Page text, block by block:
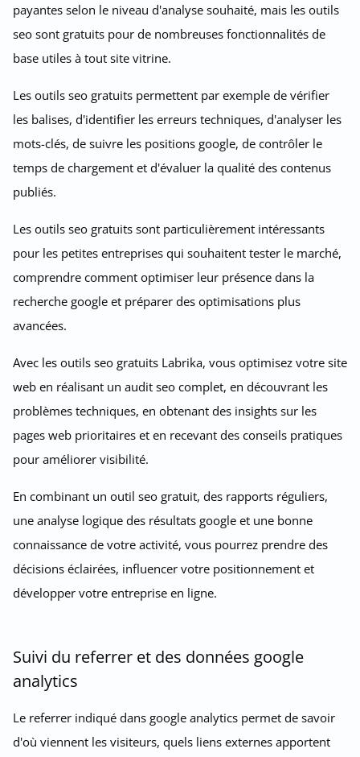
payantes selon le niveau d'analyse souhaité, mais les outils
seo sont gratuits pour de nombreuses fonctionnalités de
base utiles à tout site vitrine.
Les outils seo gratuits permettent par exemple de vérifier
les balises, d'identifier les erreurs techniques, d'analyser les
mots-clés, de suivre les positions google, de contrôler le
temps de chargement et d'évaluer la qualité des contenus
publiés.
Les outils seo gratuits sont particulièrement intéressants
pour les petites entreprises qui souhaitent tester le marché,
comprendre comment optimiser leur présence dans la
recherche google et préparer des optimisations plus
avancées.
Avec les outils seo gratuits Labrika, vous optimisez votre site
web en réalisant un audit seo complet, en découvrant les
problèmes techniques, en obtenant des insights sur les
pages web prioritaires et en recevant des conseils pratiques
pour améliorer visibilité.
En combinant un outil seo gratuit, des rapports réguliers,
une analyse logique des résultats google et une bonne
connaissance de votre activité, vous pourrez prendre des
décisions éclairées, influencer votre positionnement et
développer votre entreprise en ligne.
Suivi du referrer et des données google
analytics
Le referrer indiqué dans google analytics permet de savoir
d'où viennent les visiteurs, quels liens externes apportent